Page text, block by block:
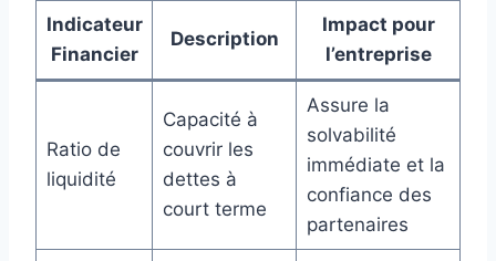
Indicateur
Financier
Description
Impact pour
l’entreprise
Ratio de
liquidité
Capacité à
couvrir les
dettes à
court terme
Assure la
solvabilité
immédiate et la
confiance des
partenaires